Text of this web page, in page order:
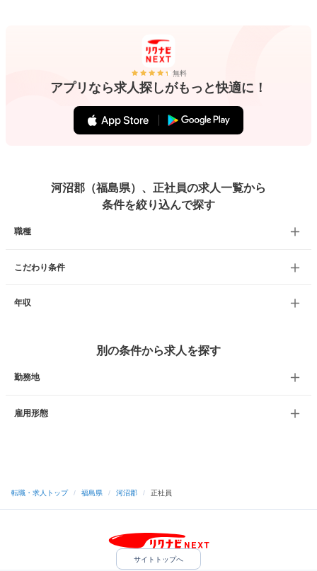
無料
アプリなら求人探しがもっと快適に！
河沼郡（福島県）、正社員の求人一覧から
条件を絞り込んで探す
職種
こだわり条件
年収
別の条件から求人を探す
勤務地
雇用形態
転職・求人トップ / 福島県 / 河沼郡 / 正社員
サイトトップへ